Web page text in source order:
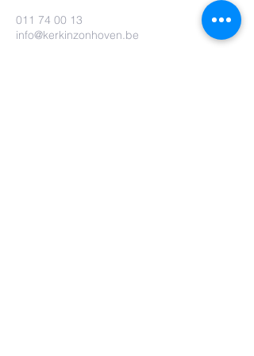
011 74 00 13
info@kerkinzonhoven.be